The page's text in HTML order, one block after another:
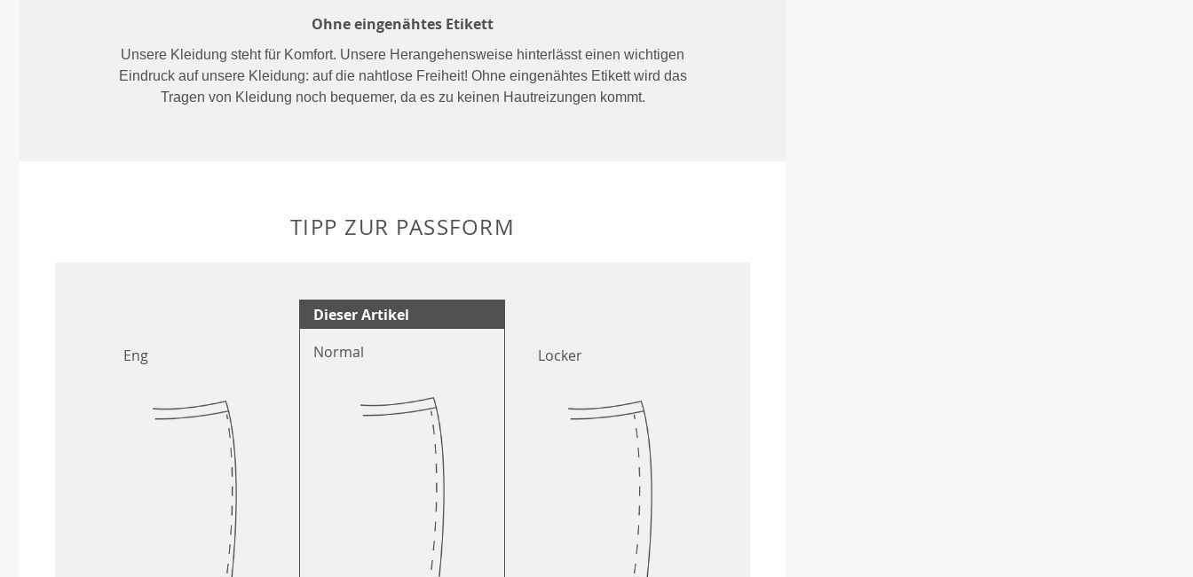
Ohne eingenähtes Etikett
Unsere Kleidung steht für Komfort. Unsere Herangehensweise hinterlässt einen wichtigen
Eindruck auf unsere Kleidung: auf die nahtlose Freiheit! Ohne eingenähtes Etikett wird das
Tragen von Kleidung noch bequemer, da es zu keinen Hautreizungen kommt.
TIPP ZUR PASSFORM
Eng
Dieser Artikel
Normal
Locker